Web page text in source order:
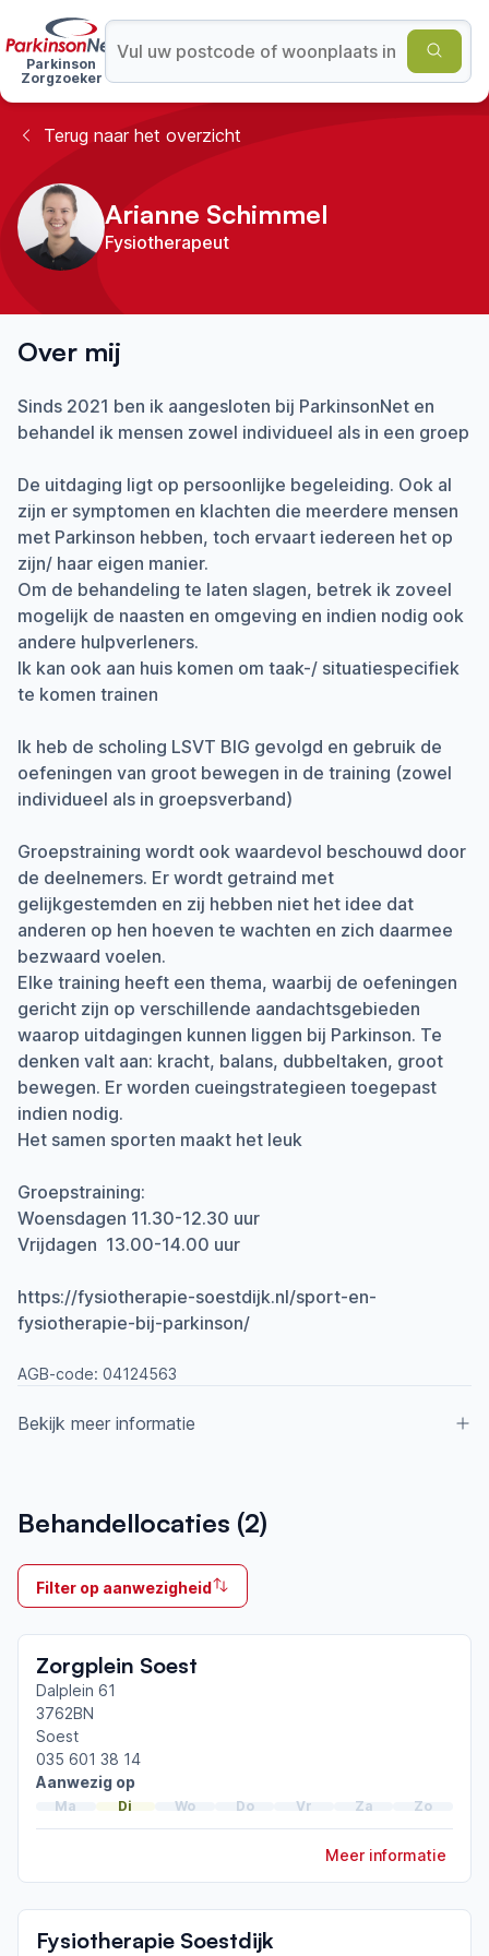
Parkinson
Zorgzoeker
Terug naar het overzicht
Arianne Schimmel
Fysiotherapeut
Over mij
Sinds 2021 ben ik aangesloten bij ParkinsonNet en
behandel ik mensen zowel individueel als in een groep
De uitdaging ligt op persoonlijke begeleiding. Ook al
zijn er symptomen en klachten die meerdere mensen
met Parkinson hebben, toch ervaart iedereen het op
zijn/ haar eigen manier.
Om de behandeling te laten slagen, betrek ik zoveel
mogelijk de naasten en omgeving en indien nodig ook
andere hulpverleners.
Ik kan ook aan huis komen om taak-/ situatiespecifiek
te komen trainen
Ik heb de scholing LSVT BIG gevolgd en gebruik de
oefeningen van groot bewegen in de training (zowel
individueel als in groepsverband)
Groepstraining wordt ook waardevol beschouwd door
de deelnemers. Er wordt getraind met
gelijkgestemden en zij hebben niet het idee dat
anderen op hen hoeven te wachten en zich daarmee
bezwaard voelen.
Elke training heeft een thema, waarbij de oefeningen
gericht zijn op verschillende aandachtsgebieden
waarop uitdagingen kunnen liggen bij Parkinson. Te
denken valt aan: kracht, balans, dubbeltaken, groot
bewegen. Er worden cueingstrategieen toegepast
indien nodig.
Het samen sporten maakt het leuk
Groepstraining:
Woensdagen 11.30-12.30 uur
Vrijdagen 13.00-14.00 uur
https://fysiotherapie-soestdijk.nl/sport-en-
fysiotherapie-bij-parkinson/
AGB-code: 04124563
Bekijk meer informatie
2021
Ik behandel
Op locatie & Thuis
netwerk
Eemland
Afgeronde ParkinsonNet-scholingen
ParkinsonNet congres 2025
ParkinsonNet congres 2023
ParkinsonNet congres 2022
Behandellocaties (2)
Filter op aanwezigheid
Zorgplein Soest
Dalplein 61
3762BN
Soest
035 601 38 14
Aanwezig op
Ma Di Wo Do Vr Za Zo
Meer informatie
Fysiotherapie Soestdijk